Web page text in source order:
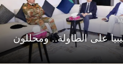
على الطاولة.. ومحللون